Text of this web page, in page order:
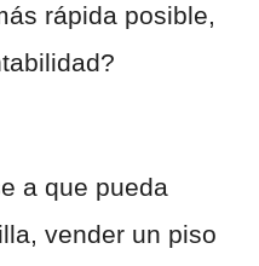
rápida posible,
a que pueda
vender un piso